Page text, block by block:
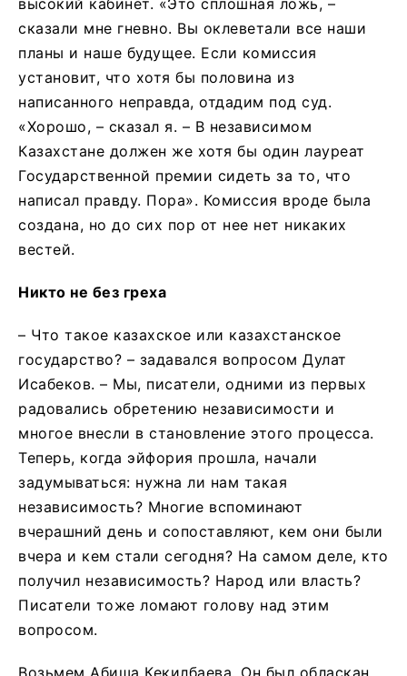
высокий кабинет. «Это сплошная ложь, –
сказали мне гневно. Вы оклеветали все наши
планы и наше будущее. Если комиссия
установит, что хотя бы половина из
написанного неправда, отдадим под суд.
«Хорошо, – сказал я. – В независимом
Казахстане должен же хотя бы один лауреат
Государственной премии сидеть за то, что
написал правду. Пора». Комиссия вроде была
создана, но до сих пор от нее нет никаких
вестей.
Никто не без греха
– Что такое казахское или казахстанское
государство? – задавался вопросом Дулат
Исабеков. – Мы, писатели, одними из первых
радовались обретению независимости и
многое внесли в становление этого процесса.
Теперь, когда эйфория прошла, начали
задумываться: нужна ли нам такая
независимость? Многие вспоминают
вчерашний день и сопоставляют, кем они были
вчера и кем стали сегодня? На самом деле, кто
получил независимость? Народ или власть?
Писатели тоже ломают голову над этим
вопросом.